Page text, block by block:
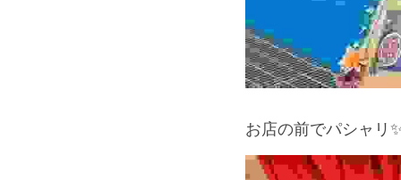
お店の前でパシャリ